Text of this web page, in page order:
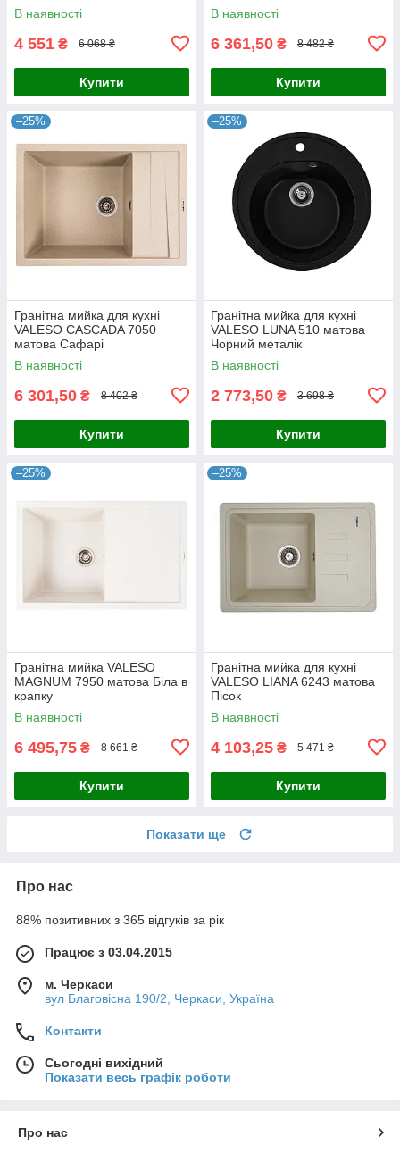
В наявності
4 551 ₴ 6 068 ₴
Купити
В наявності
6 361,50 ₴ 8 482 ₴
Купити
–25%
Гранітна мийка для кухні
VALESO CASCADA 7050
матова Сафарі
В наявності
6 301,50 ₴ 8 402 ₴
Купити
–25%
Гранітна мийка для кухні
VALESO LUNA 510 матова
Чорний металік
В наявності
2 773,50 ₴ 3 698 ₴
Купити
–25%
Гранітна мийка VALESO
MAGNUM 7950 матова Біла в
крапку
В наявності
6 495,75 ₴ 8 661 ₴
Купити
–25%
Гранітна мийка для кухні
VALESO LIANA 6243 матова
Пісок
В наявності
4 103,25 ₴ 5 471 ₴
Купити
Показати ще
Про нас
88% позитивних з 365 відгуків за рік
Працює з 03.04.2015
м. Черкаси
вул Благовісна 190/2, Черкаси, Україна
Контакти
Сьогодні вихідний
Показати весь графік роботи
Про нас